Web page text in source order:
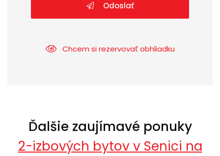
Odoslať
Chcem si rezervovať obhliadku
Ďalšie zaujímavé ponuky
2-izbových bytov v Senici na